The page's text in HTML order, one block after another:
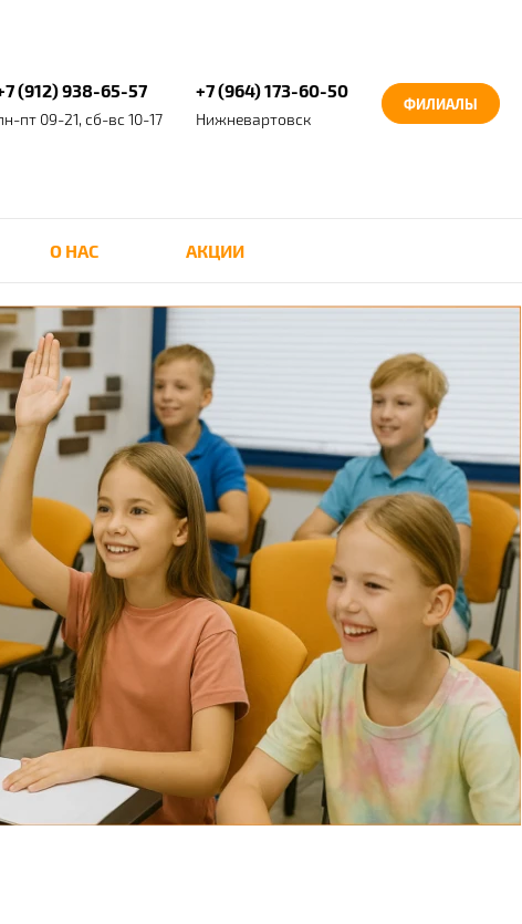
(912) 938-65-57
пт 09-21, сб-вс 10-17
+7 (964) 173-60-50
Нижневартовск
ФИЛИАЛЫ
О НАС АКЦИИ